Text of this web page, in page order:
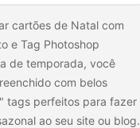
cartões de Natal com
e Tag Photoshop
de temporada, você
com belos
tags perfeitos para fazer
ao seu site ou blog.